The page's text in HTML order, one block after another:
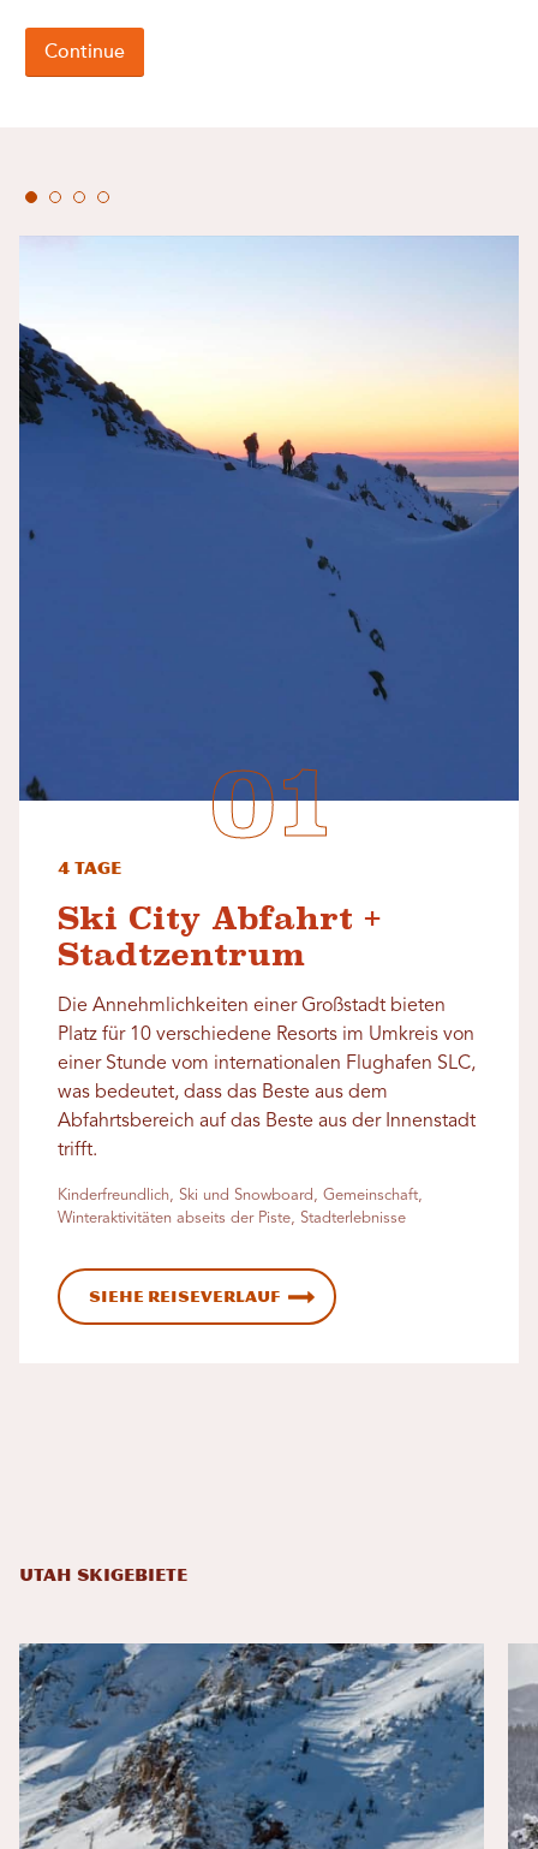
4 Tage
Ski City Abfahrt +
Stadtzentrum
Die Annehmlichkeiten einer Großstadt bieten
Platz für 10 verschiedene Resorts im Umkreis von
einer Stunde vom internationalen Flughafen SLC,
was bedeutet, dass das Beste aus dem
Abfahrtsbereich auf das Beste aus der Innenstadt
trifft.
Kinderfreundlich, Ski und Snowboard, Gemeinschaft,
Winteraktivitäten abseits der Piste, Stadterlebnisse
Siehe Reiseverlauf
UTAH SKIGEBIETE